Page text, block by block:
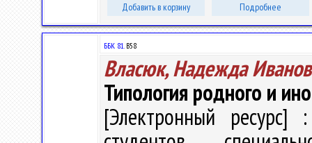
Добавить в корзину Подробнее
ББК 81.В58
Власюк, Надежда
Типология родного и
[Электронный ресурс]